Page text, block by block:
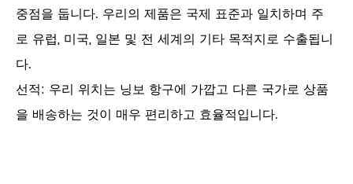
중점을 둡니다. 우리의 제품은 국제 표준과 일치하며 주
로 유럽, 미국, 일본 및 전 세계의 기타 목적지로 수출됩니
다.
선적: 우리 위치는 닝보 항구에 가깝고 다른 국가로 상품
을 배송하는 것이 매우 편리하고 효율적입니다.